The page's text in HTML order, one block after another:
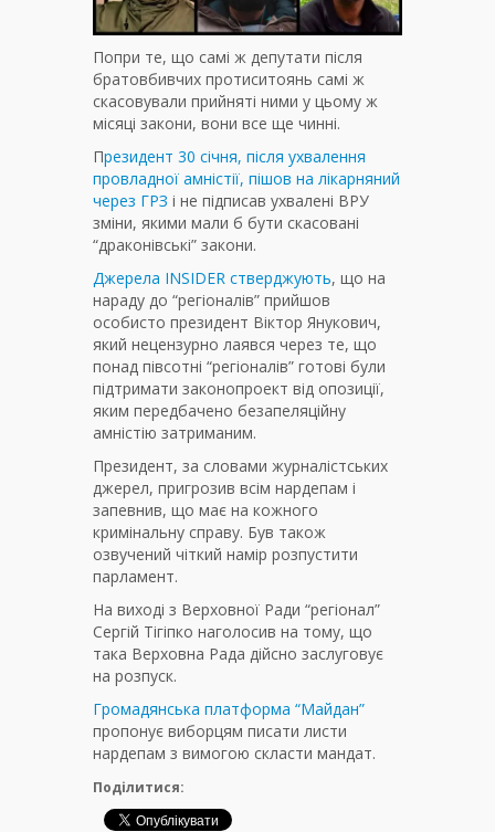
Попри те, що самі ж депутати після
братовбивчих протиситоянь самі ж
скасовували прийняті ними у цьому ж
місяці закони, вони все ще чинні.
Президент 30 січня, після ухвалення
провладної амністії, пішов на лікарняний
через ГРЗ і не підписав ухвалені ВРУ
зміни, якими мали б бути скасовані
“драконівські” закони.
Джерела INSIDER стверджують, що на
нараду до “регіоналів” прийшов
особисто президент Віктор Янукович,
який нецензурно лаявся через те, що
понад півсотні “регіоналів” готові були
підтримати законопроект від опозиції,
яким передбачено безапеляційну
амністію затриманим.
Президент, за словами журналістських
джерел, пригрозив всім нардепам і
запевнив, що має на кожного
кримінальну справу. Був також
озвучений чіткий намір розпустити
парламент.
На виході з Верховної Ради “регіонал”
Сергій Тігіпко наголосив на тому, що
така Верховна Рада дійсно заслуговує
на розпуск.
Громадянська платформа “Майдан”
пропонує виборцям писати листи
нардепам з вимогою скласти мандат.
Поділитися: